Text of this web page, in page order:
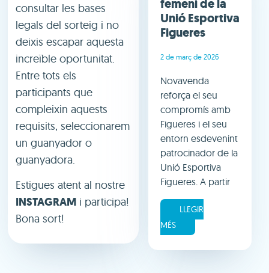
consultar les bases
legals del sorteig i no
deixis escapar aquesta
increïble oportunitat.
Entre tots els
participants que
compleixin aquests
requisits, seleccionarem
un guanyador o
guanyadora.
Estigues atent al nostre
INSTAGRAM i participa!
Bona sort!
femení de la
Unió Esportiva
Figueres
2 de març de 2026
Novavenda
reforça el seu
compromís amb
Figueres i el seu
entorn esdevenint
patrocinador de la
Unió Esportiva
Figueres. A partir
LLEGIR
MÉS